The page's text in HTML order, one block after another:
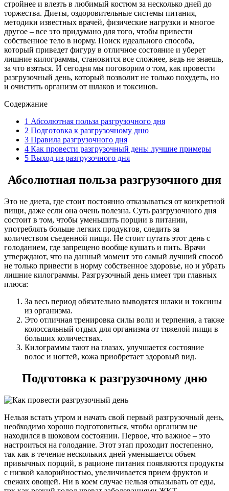
стройнее и влезть в любимый костюм за несколько дней до
торжества. Диеты, оздоровительные системы питания,
методики известных врачей, физические нагрузки и многое
другое – все это придумано для того, чтобы привести
собственное тело в норму. Поиск идеального способа,
который приведет фигуру в отличное состояние и уберет
лишние килограммы, становится все сложнее, ведь не знаешь,
за что взяться. И сегодня мы поговорим о том, как провести
разгрузочный день, который позволит не только похудеть, но
и очистить организм от шлаков и токсинов.
Содержание
1 Абсолютная польза разгрузочного дня
2 Подготовка к разгрузочному дню
3 Правила разгрузочного дня
4 Как провести разгрузочный день: лучшие примеры
5 Выход из разгрузочного дня
Абсолютная польза разгрузочного дня
Это не диета, где стоит постоянно отказываться от конкретной
пищи, даже если она очень полезна. Суть разгрузочного дня
состоит в том, чтобы уменьшить порции в питании,
употреблять больше легких продуктов, следить за
количеством съеденной пищи. Не стоит путать этот день с
голоданием, где запрещено вообще кушать и пить. Врачи
утверждают, что на данный момент это самый лучший способ
не только привести в норму собственное здоровье, но и убрать
лишние килограммы. Разгрузочный день имеет три главных
плюса:
За весь период обязательно выводятся шлаки и токсины
из организма.
Это отличная тренировка силы воли и терпения, а также
колоссальный отдых для организма от тяжелой пищи в
больших количествах.
Килограммы тают на глазах, улучшается состояние
волос и ногтей, кожа приобретает здоровый вид.
Подготовка к разгрузочному дню
Нельзя встать утром и начать свой первый разгрузочный день,
необходимо хорошо подготовиться, чтобы организм не
находился в шоковом состоянии. Первое, что важное – это
настроиться на голодание. Этот этап проходит постепенно,
так как в течение нескольких дней уменьшается объем
привычных порций, в рационе питания появляются продукты
с низкой калорийностью, увеличивается прием фруктов и
свежих овощей. Ни в коем случае нельзя отказывать от еды,